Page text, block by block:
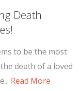
Death
to be the most
death of a loved
Read More